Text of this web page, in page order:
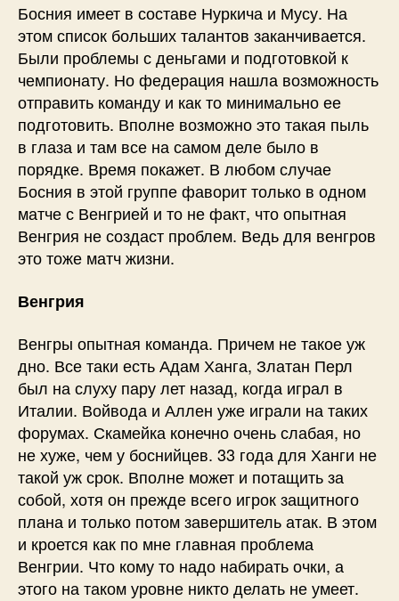
Босния имеет в составе Нуркича и Мусу. На
этом список больших талантов заканчивается.
Были проблемы с деньгами и подготовкой к
чемпионату. Но федерация нашла возможность
отправить команду и как то минимально ее
подготовить. Вполне возможно это такая пыль
в глаза и там все на самом деле было в
порядке. Время покажет. В любом случае
Босния в этой группе фаворит только в одном
матче с Венгрией и то не факт, что опытная
Венгрия не создаст проблем. Ведь для венгров
это тоже матч жизни.
Венгрия
Венгры опытная команда. Причем не такое уж
дно. Все таки есть Адам Ханга, Златан Перл
был на слуху пару лет назад, когда играл в
Италии. Войвода и Аллен уже играли на таких
форумах. Скамейка конечно очень слабая, но
не хуже, чем у боснийцев. 33 года для Ханги не
такой уж срок. Вполне может и потащить за
собой, хотя он прежде всего игрок защитного
плана и только потом завершитель атак. В этом
и кроется как по мне главная проблема
Венгрии. Что кому то надо набирать очки, а
этого на таком уровне никто делать не умеет.